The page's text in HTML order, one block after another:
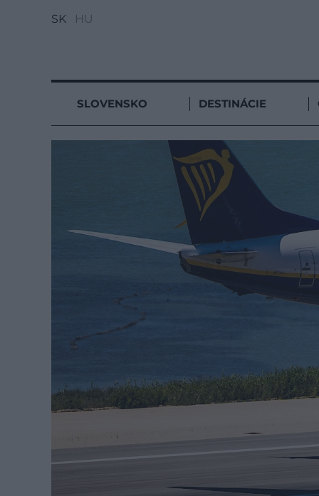
SK HU
SLOVENSKO DESTINÁCIE